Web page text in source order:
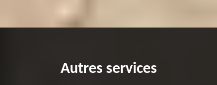
Autres services